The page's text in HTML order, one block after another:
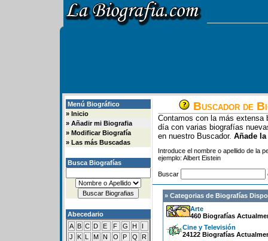
Menú Biográfico
» Inicio
» Añadir mi Biografia
» Modificar Biografía
» Las más Buscadas
Busca Biografías
Abecedario
A B C D E F G H
I
J
K L M N O P Q
R
Buscador de
Contamos con la más extensa
día con varias biografías
en nuestro Buscador. Añade
Introduce el nombre o apellido de la
ejemplo: Albert Eistein
Buscar
» Categorias de Biografías
Arte
460 Biografías
Cine y Televisión
24122 Biografías